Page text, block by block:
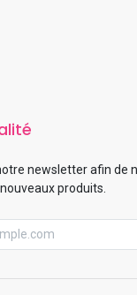
newsletter afin de
produits.